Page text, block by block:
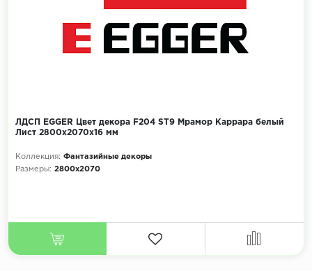
ЛДСП EGGER Цвет декора F204 ST9 Мрамор Каррара белый
Лист 2800x2070х16 мм
Коллекция: Фантазийные декоры
Размеры: 2800x2070